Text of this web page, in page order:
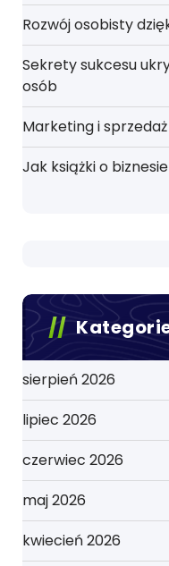
Rozwój osobisty
Sekrety sukcesu
osób
Marketing i
Jak książki o
sierpień 2026
lipiec 2026
czerwiec 2026
maj 2026
kwiecień 2026